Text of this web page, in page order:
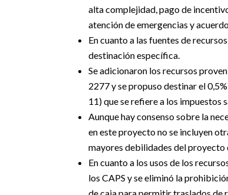
alta complejidad, pago de
atención de emergencias y
En cuanto a las fuentes de
destinación específica.
Se adicionaron los recursos
2277 y se propuso destinar el
11) que se refiere a los impuestos
Aunque hay consenso sobre la
en este proyecto no se incluyen
mayores debilidades del proyecto
En cuanto a los usos de los
los CAPS y se eliminó la
de caja para permitir traslados de